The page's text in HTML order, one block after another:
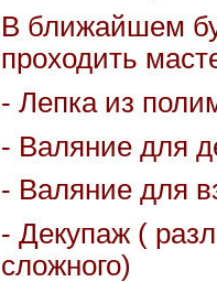
В ближайшем
проходить
- Лепка из
- Валяние для
- Валяние для
- Декупаж (
сложного)